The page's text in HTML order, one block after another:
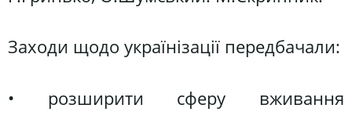
Заходи щодо українізації передбачали:
• розширити сферу вживання